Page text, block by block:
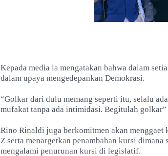
Kepada media ia mengatakan bahwa dalam
dalam upaya mengedepankan Demokrasi.
“Golkar dari dulu memang seperti itu, selalu
mufakat tanpa ada intimidasi. Begitulah
Rino Rinaldi juga berkomitmen akan
Z serta menargetkan penambahan kursi
mengalami penurunan kursi di legislatif.